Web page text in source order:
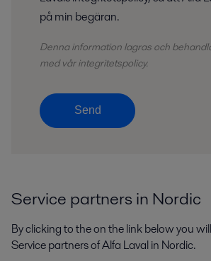
på min begäran.
Denna information lagras och
med vår integritetspolicy.
Send
Service partners in Nordic
By clicking to the on the link below you
Service partners of Alfa Laval in Nordic.